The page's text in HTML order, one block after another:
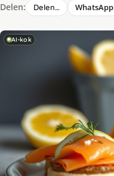
Delen: Delen… WhatsApp
AI-kok